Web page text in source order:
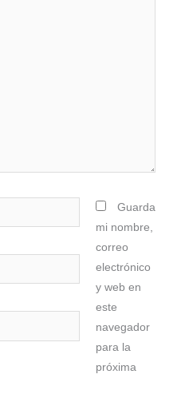
Guarda
mi nombre,
correo
electrónico
y web en
este
navegador
para la
próxima